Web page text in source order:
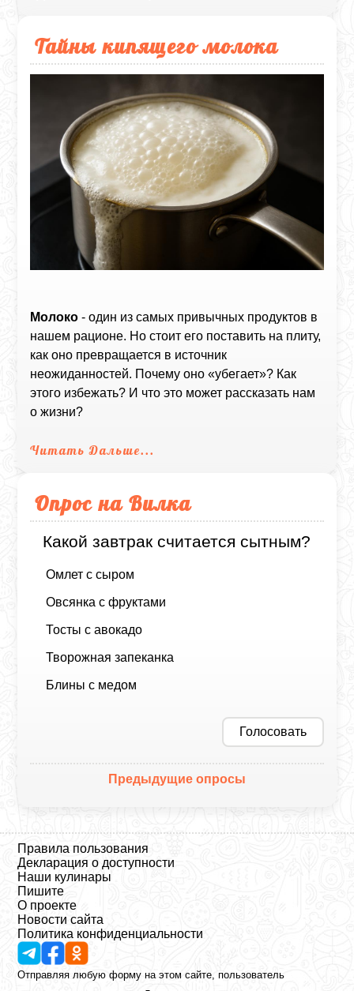
Тайны кипящего молока
Молоко - один из самых привычных продуктов в
нашем рационе. Но стоит его поставить на плиту,
как оно превращается в источник
неожиданностей. Почему оно «убегает»? Как
этого избежать? И что это может рассказать нам
о жизни?
Читать Дальше...
Опрос на Вилка
Какой завтрак считается сытным?
Омлет с сыром
Овсянка с фруктами
Тосты с авокадо
Творожная запеканка
Блины с медом
Голосовать
Предыдущие опросы
Правила пользования
Декларация о доступности
Наши кулинары
Пишите
О проекте
Новости сайта
Политика конфиденциальности
Отправляя любую форму на этом сайте, пользователь